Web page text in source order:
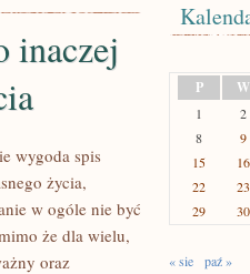
inaczej
wygoda spis
życia,
w ogóle nie być
że dla wielu,
oraz
P
W
1 2
8
9
15
16
22
23
29
30
« sie paź »